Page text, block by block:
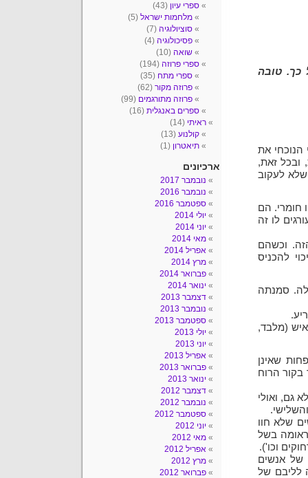
כך. טובה
הנוכחי את
ובכל זאת,
שלא לעקוב
חומרי. הם
לו זה
וכשהם
להכניס
סמנתה
(מלבד,
שאינן
בקור הרוח
גם, ואולי
שלא חוו
בשל
וכו').
של אנשים
לליבם של
ספרי עיון (43)
מלחמות ישראל (5)
סוציולוגיה (7)
פסיכולוגיה (4)
שואה (10)
ספרי פרוזה (194)
ספרי מתח (35)
פרוזה מקור (62)
פרוזה מתורגמים (99)
ספרים באנגלית (16)
ראיתי (14)
קולנוע (13)
תיאטרון (1)
ארכיונים
נובמבר 2017
נובמבר 2016
ספטמבר 2016
יולי 2014
יוני 2014
מאי 2014
אפריל 2014
מרץ 2014
פברואר 2014
ינואר 2014
דצמבר 2013
נובמבר 2013
ספטמבר 2013
יולי 2013
יוני 2013
אפריל 2013
פברואר 2013
ינואר 2013
דצמבר 2012
נובמבר 2012
ספטמבר 2012
יוני 2012
מאי 2012
אפריל 2012
מרץ 2012
פברואר 2012